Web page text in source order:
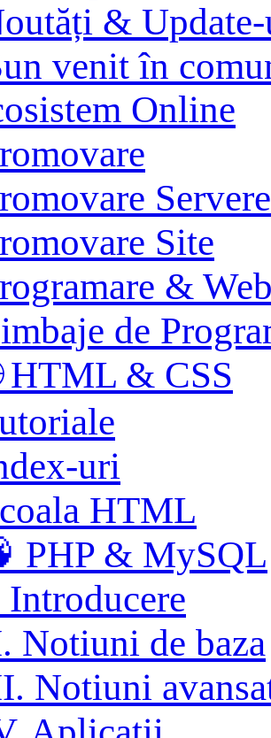
&
venit în
Online
Servere
Site
&
de
& CSS
uri
HTML
& MySQL
de baza
Notiuni